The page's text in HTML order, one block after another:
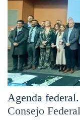
Agenda federal.
Consejo